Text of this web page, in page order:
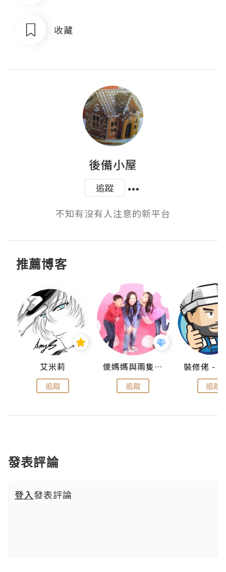
收藏
後備小屋
追蹤
不知有沒有人注意的新平台
推薦博客
艾米莉
追蹤
儍媽媽與兩隻小魔怪之家
追蹤 追蹤
發表評論
登入發表評論